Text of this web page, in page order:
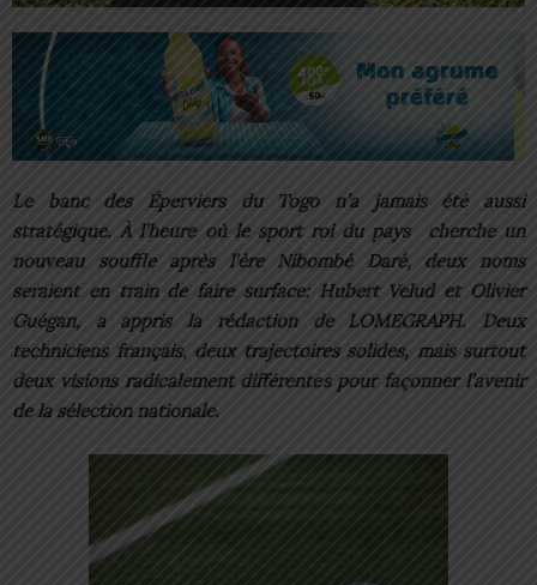
Le banc des Éperviers du Togo n’a jamais été aussi
stratégique. À l’heure où le sport roi du pays cherche un
nouveau souffle après l’ère Nibombé Daré, deux noms
seraient en train de faire surface: Hubert Velud et Olivier
Guégan, a appris la rédaction de LOMEGRAPH. Deux
techniciens français, deux trajectoires solides, mais surtout
deux visions radicalement différentes pour façonner l’avenir
de la sélection nationale.